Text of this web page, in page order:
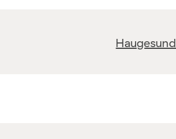
Haugesund